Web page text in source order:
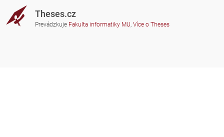
Theses.cz
Prevádzkuje Fakulta informatiky MU, Více o Theses